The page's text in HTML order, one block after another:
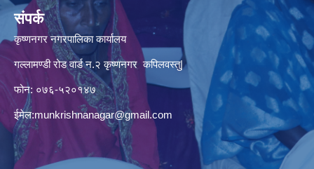
संपर्क
कृष्णनगर नगरपालिका कार्यालय
गल्लामण्डी रोड वार्ड न.२ कृष्णनगर कपिलवस्तु|
फोन: ०७६-५२०१४७
ईमेल:munkrishnanagar@gmail.com